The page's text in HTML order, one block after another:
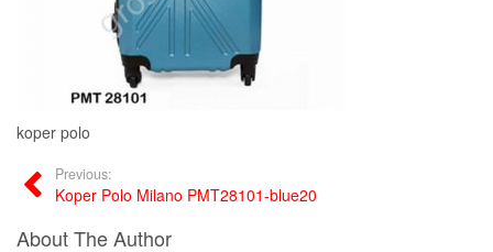
koper polo
Previous:
Koper Polo Milano PMT28101-blue20
About The Author